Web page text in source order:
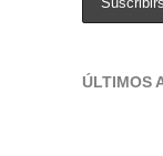
ÚLTIMOS